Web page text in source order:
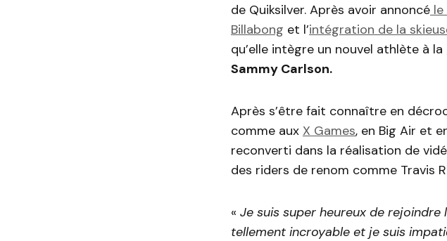
de Quiksilver. Après avoir annoncé
Billabong et l’intégration de la
qu’elle intègre un nouvel athlète à
Sammy Carlson.
Après s’être fait connaître en
comme aux X Games, en Big Air et
reconverti dans la réalisation de
des riders de renom comme Travis
« Je suis super heureux de
tellement incroyable et je suis